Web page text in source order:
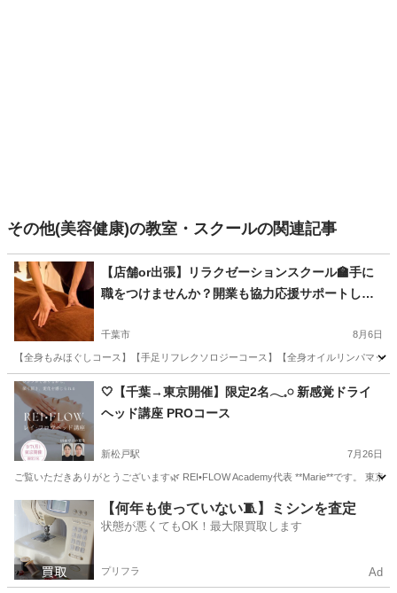
その他(美容健康)の教室・スクールの関連記事
【店舗or出張】リラクゼーションスクール🏫手に
職をつけませんか？開業も協力応援サポートしま
千葉市 8月6日
【全身もみほぐしコース】【手足リフレクソロジーコース】【全身オイルリンパマ
千葉 千葉市 マッサージ 未経験
🤍【千葉→東京開催】限定2名𓂃𓈒𓏸 新感覚ドライ
ヘッド講座 PROコース
新松戸駅 7月26日
ご覧いただきありがとうございます🌿 REI•FLOW Academy代表 **Marie**です。 東
千葉 松戸市 新松戸駅 ヘッドスパ ヘッド
【何年も使っていない🧵】ミシンを査定
状態が悪くてもOK！最大限買取します
プリフラ Ad